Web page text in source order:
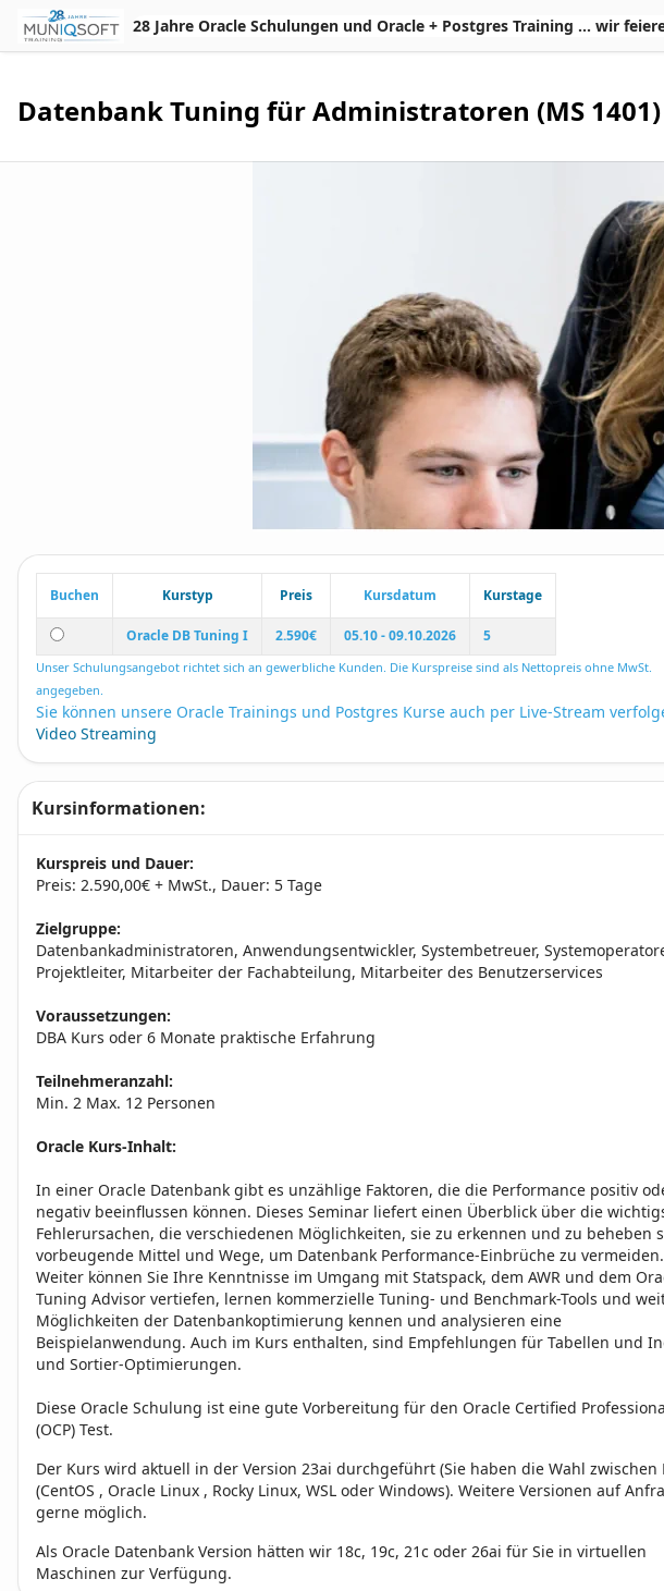
Skip to Main Content
28 Jahre Oracle Schulungen und Oracle + Postgres Training ... wir
Datenbank Tuning für Administratoren (MS 1401)
Buchen Kurstyp Preis Kursdatum Kurstage
Oracle DB Tuning I 2.590€ 05.10 - 09.10.2026 5
Unser Schulungsangebot richtet sich an gewerbliche Kunden. Die Kurspreise sind als Nettopreis ohne MwSt.
angegeben.
Sie können unsere Oracle Trainings und Postgres Kurse auch per Live-Stream
Video Streaming
Kursinformationen:
Kurspreis und Dauer:
Preis: 2.590,00€ + MwSt., Dauer: 5 Tage
Zielgruppe:
Datenbankadministratoren, Anwendungsentwickler, Systembetreuer,
Projektleiter, Mitarbeiter der Fachabteilung, Mitarbeiter des Benutzerservices
Voraussetzungen:
DBA Kurs oder 6 Monate praktische Erfahrung
Teilnehmeranzahl:
Min. 2 Max. 12 Personen
Oracle Kurs-Inhalt:
In einer Oracle Datenbank gibt es unzählige Faktoren, die die Performance positiv
negativ beeinflussen können. Dieses Seminar liefert einen Überblick über die
Fehlerursachen, die verschiedenen Möglichkeiten, sie zu erkennen und zu beheben
vorbeugende Mittel und Wege, um Datenbank Performance-Einbrüche zu vermeiden.
Weiter können Sie Ihre Kenntnisse im Umgang mit Statspack, dem AWR und dem
Tuning Advisor vertiefen, lernen kommerzielle Tuning- und Benchmark-Tools und
Möglichkeiten der Datenbankoptimierung kennen und analysieren eine
Beispielanwendung. Auch im Kurs enthalten, sind Empfehlungen für Tabellen und
und Sortier-Optimierungen.
Diese Oracle Schulung ist eine gute Vorbereitung für den Oracle Certified
(OCP) Test.
Der Kurs wird aktuell in der Version 23ai durchgeführt (Sie haben die Wahl zwischen
(CentOS , Oracle Linux , Rocky Linux, WSL oder Windows). Weitere Versionen auf
gerne möglich.
Als Oracle Datenbank Version hätten wir 18c, 19c, 21c oder 26ai für Sie in virtuellen
Maschinen zur Verfügung.